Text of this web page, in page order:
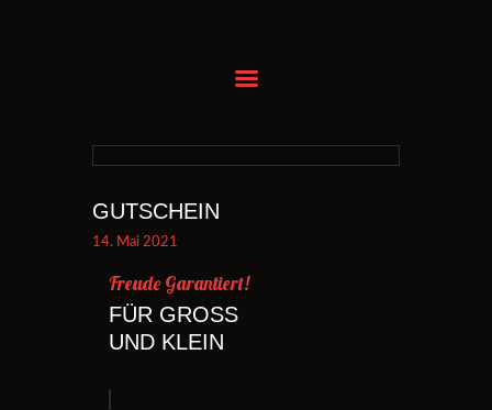
FOOD & DRINKS
EVENTS BUCHEN
KINDERGEBURTSTAG
GUTSCHEIN KAUFEN
PREISE
GUTSCHEIN
14. Mai 2021
Freude Garantiert!
FÜR GROSS
UND KLEIN